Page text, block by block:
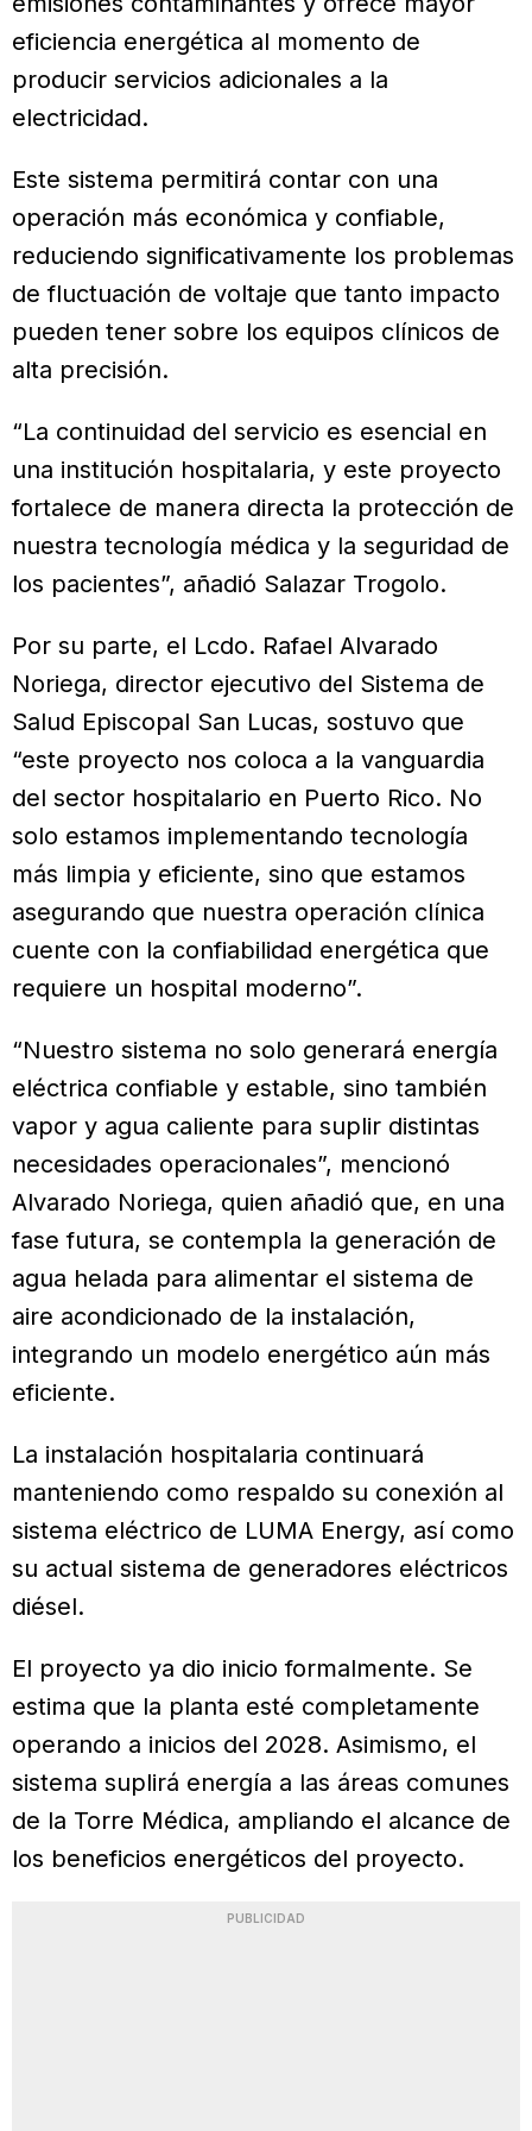
eficiencia energética al momento de
producir servicios adicionales a la
electricidad.
Este sistema permitirá contar con una
operación más económica y confiable,
reduciendo significativamente los problemas
de fluctuación de voltaje que tanto impacto
pueden tener sobre los equipos clínicos de
alta precisión.
“La continuidad del servicio es esencial en
una institución hospitalaria, y este proyecto
fortalece de manera directa la protección de
nuestra tecnología médica y la seguridad de
los pacientes”, añadió Salazar Trogolo.
Por su parte, el Lcdo. Rafael Alvarado
Noriega, director ejecutivo del Sistema de
Salud Episcopal San Lucas, sostuvo que
“este proyecto nos coloca a la vanguardia
del sector hospitalario en Puerto Rico. No
solo estamos implementando tecnología
más limpia y eficiente, sino que estamos
asegurando que nuestra operación clínica
cuente con la confiabilidad energética que
requiere un hospital moderno”.
“Nuestro sistema no solo generará energía
eléctrica confiable y estable, sino también
vapor y agua caliente para suplir distintas
necesidades operacionales”, mencionó
Alvarado Noriega, quien añadió que, en una
fase futura, se contempla la generación de
agua helada para alimentar el sistema de
aire acondicionado de la instalación,
integrando un modelo energético aún más
eficiente.
La instalación hospitalaria continuará
manteniendo como respaldo su conexión al
sistema eléctrico de LUMA Energy, así como
su actual sistema de generadores eléctricos
diésel.
El proyecto ya dio inicio formalmente. Se
estima que la planta esté completamente
operando a inicios del 2028. Asimismo, el
sistema suplirá energía a las áreas comunes
de la Torre Médica, ampliando el alcance de
los beneficios energéticos del proyecto.
PUBLICIDAD